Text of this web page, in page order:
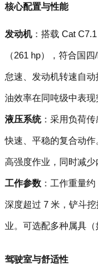
核心配置与性能
发动机：搭载 Cat
（261 hp），符合国
怠速、发动机转速自
油效率在同吨级中表现
液压系统：采用负荷
快速、平稳的复合动
高强度作业，同时减少
工作参数 ：工作重量
深度超过 7 米，铲斗
业。可选配多种属具（
驾驶室与舒适性